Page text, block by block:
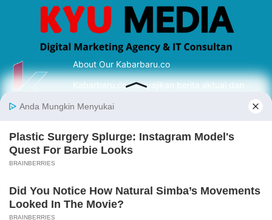
About Our Kabarbaru.co
Kabarbaru.co menyajikan berita aktual dan
serta terverifikasi dari sumber yang tepat.
Follow Kabarbaru